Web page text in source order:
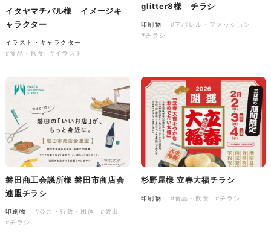
FRUITFRUIT SNACK パッケ
ージデザイン
パッケージ
#食品・飲食
#パッケージデザイン
#グラフィックデザイン
イタヤマチバル様 イメージキ
ャラクター
イラスト・キャラクター
#食品・飲食
#イラスト
glitter8様 チラシ
印刷物
#アパレル・ファッション
#チラシ
磐田商工会議所様 磐田市商店会
連盟チラシ
印刷物 #公共・行政・団体
#磐田
#チラシ
杉野屋様 立春大福チラシ
印刷物 #食品・飲食 #チラシ